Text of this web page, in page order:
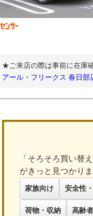
★ご来店の際は事前に在庫
アール・フリークス 春日部
「そろそろ買い替
がきっと見つかり
家族向け 安全性
荷物・収納 高齢